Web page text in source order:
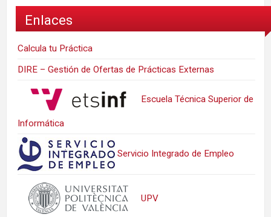
Enlaces
Calcula tu Práctica
DIRE – Gestión de Ofertas de Prácticas Externas
Escuela Técnica Superior de
Informática
Servicio Integrado de Empleo
UPV